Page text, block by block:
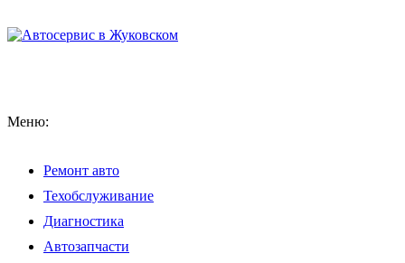
Меню:
Ремонт авто
Техобслуживание
Диагностика
Автозапчасти